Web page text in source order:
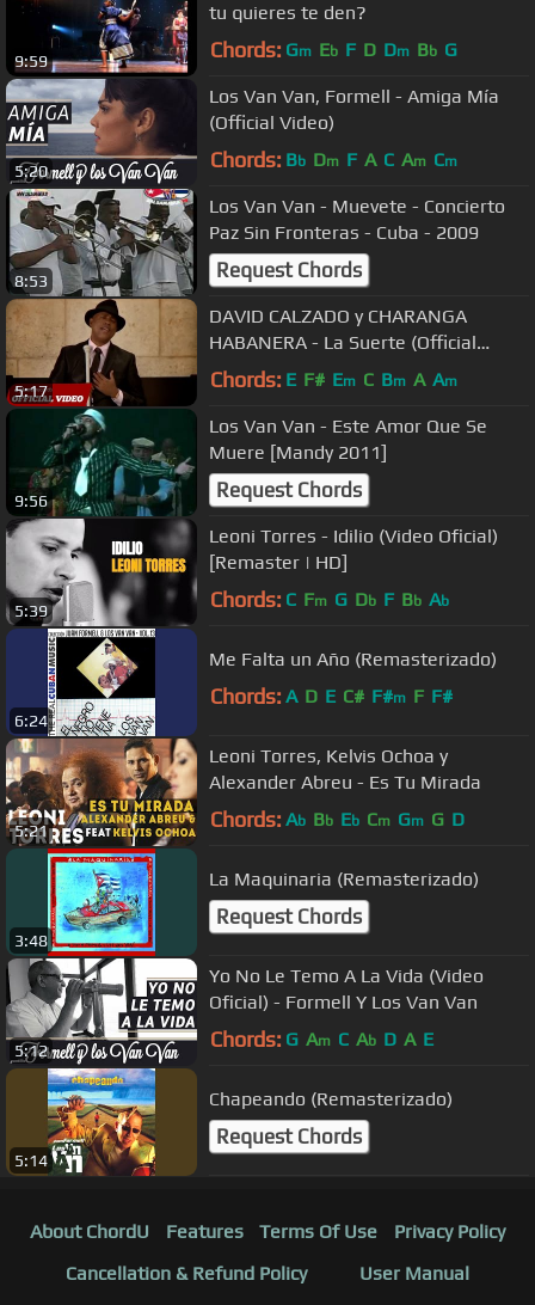
9:59
tu quieres te den?
Chords: Gm Eb F D Dm Bb G
5:20
Los Van Van, Formell - Amiga Mía
(Official Video)
Chords: Bb Dm F A C Am Cm
8:53
Los Van Van - Muevete - Concierto
Paz Sin Fronteras - Cuba - 2009
Request Chords
5:17
DAVID CALZADO y CHARANGA
HABANERA - La Suerte (Official
Video HD)
Chords: E F# Em C Bm A Am
9:56
Los Van Van - Este Amor Que Se
Muere [Mandy 2011]
Request Chords
5:39
Leoni Torres - Idilio (Video Oficial)
[Remaster | HD]
Chords: C Fm G Db F Bb Ab
6:24
Me Falta un Año (Remasterizado)
Chords: A D E C# F#m F F#
5:21
Leoni Torres, Kelvis Ochoa y
Alexander Abreu - Es Tu Mirada
Chords: Ab Bb Eb Cm Gm G D
3:48
La Maquinaria (Remasterizado)
Request Chords
5:12
Yo No Le Temo A La Vida (Video
Oficial) - Formell Y Los Van Van
Chords: G Am C Ab D A E
5:14
Chapeando (Remasterizado)
Request Chords
About ChordU Features Terms Of Use
Privacy Policy
Cancellation & Refund Policy
User Manual